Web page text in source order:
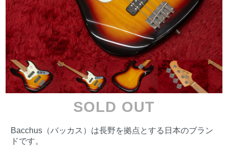
SOLD OUT
Bacchus（バッカス）は長野を拠点とする日本のブラン
ドです。